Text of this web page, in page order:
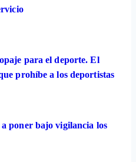
para el deporte. El
prohíbe a los deportistas
poner bajo vigilancia los